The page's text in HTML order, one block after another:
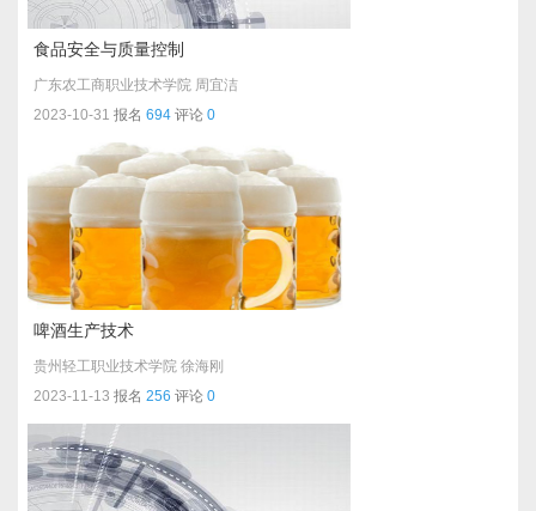
食品安全与质量控制
广东农工商职业技术学院 周宜洁
2023-10-31 报名 694 评论 0
啤酒生产技术
贵州轻工职业技术学院 徐海刚
2023-11-13 报名 256 评论 0